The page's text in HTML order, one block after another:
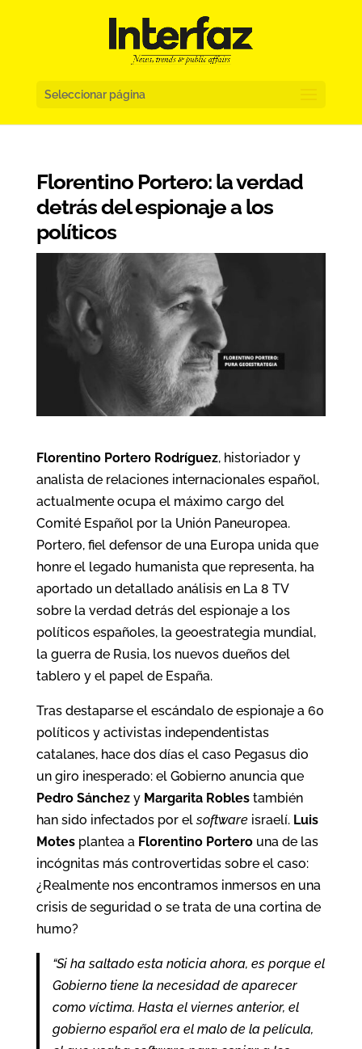
Seleccionar página
Florentino Portero: la verdad
detrás del espionaje a los
políticos
Florentino Portero Rodríguez, historiador y
analista de relaciones internacionales español,
actualmente ocupa el máximo cargo del
Comité Español por la Unión Paneuropea.
Portero, fiel defensor de una Europa unida que
honre el legado humanista que representa, ha
aportado un detallado análisis en La 8 TV
sobre la verdad detrás del espionaje a los
políticos españoles, la geoestrategia mundial,
la guerra de Rusia, los nuevos dueños del
tablero y el papel de España.
Tras destaparse el escándalo de espionaje a 60
políticos y activistas independentistas
catalanes, hace dos días el caso Pegasus dio
un giro inesperado: el Gobierno anuncia que
Pedro Sánchezy Margarita Roblestambién
han sido infectados por elsoftware israelí. Luis
Motesplantea a Florentino Porterouna de las
incógnitas más controvertidas sobre el caso:
¿Realmente nos encontramos inmersos en una
crisis de seguridad o se trata de una cortina de
humo?
“Si ha saltado esta noticia ahora, es porque el
Gobierno tiene la necesidad de aparecer
como víctima. Hasta el viernes anterior, el
gobierno español era el malo de la película,